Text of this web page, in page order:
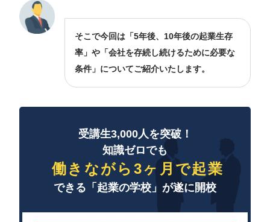
そこで今回は「5年後、10年後の起業生存
率」や「会社を存続し続けるために必要な
条件」についてご紹介いたします。
受講生3,000人を突破！
知識ゼロでも
働きながら3ヶ月で起業
できる「起業の学校」が遂に開校